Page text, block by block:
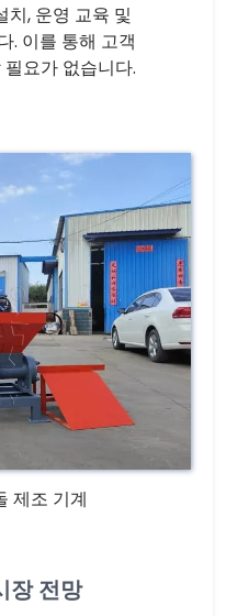
, 운영 교육 및
. 이를 통해 고객
요가 없습니다.
제조 기계
장 전망